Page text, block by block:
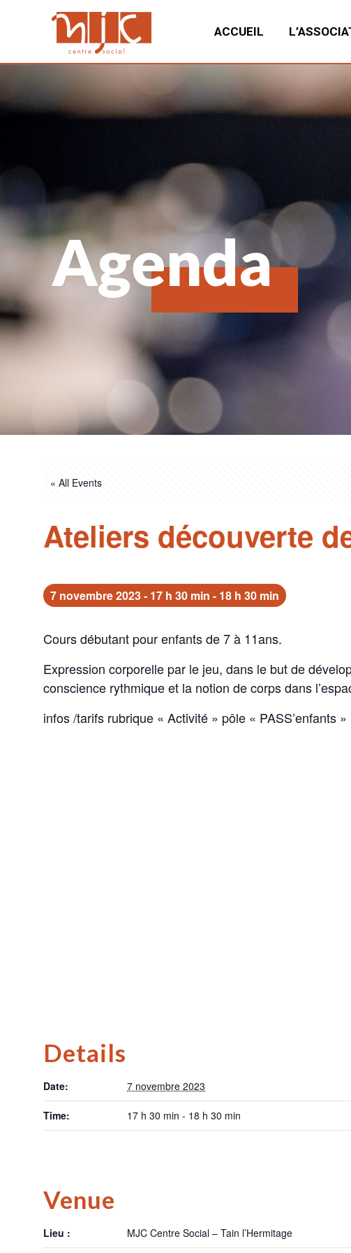
ACCUEIL
Agenda
« All Events
Ateliers découverte
7 novembre 2023 - 17 h 30 min - 18 h 30 min
Cours débutant pour enfants de 7 à 11ans.
Expression corporelle par le jeu, dans le but de
conscience rythmique et la notion de corps dans
infos /tarifs rubrique « Activité » pôle « PASS’enfants »
Details
Date: 7 novembre 2023
Time: 17 h 30 min - 18 h 30 min
Venue
Lieu : MJC Centre Social – Tain l’Hermitage